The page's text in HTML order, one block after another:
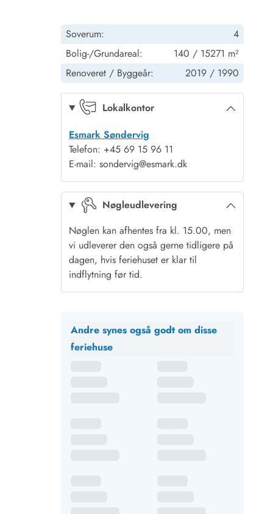
Soverum:
4
Bolig-/Grundareal:
140 / 15271 m²
Renoveret / Byggeår: 2019 / 1990
Lokalkontor
Esmark Søndervig
Telefon: +45 69 15 96 11
E-mail: sondervig@esmark.dk
Nøgleudlevering
Nøglen kan afhentes fra kl. 15.00, men
vi udleverer den også gerne tidligere på
dagen, hvis feriehuset er klar til
indflytning før tid.
Andre synes også godt om disse
feriehuse